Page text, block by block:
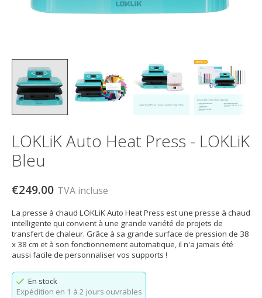
LOKLiK Auto Heat Press - LOKLiK
Bleu
€249.00 TVA incluse
La presse à chaud LOKLiK Auto Heat Press est une presse à chaud
intelligente qui convient à une grande variété de projets de
transfert de chaleur. Grâce à sa grande surface de pression de 38
x 38 cm et à son fonctionnement automatique, il n'a jamais été
aussi facile de personnaliser vos supports !
En stock
Expédition en 1 à 2 jours ouvrables